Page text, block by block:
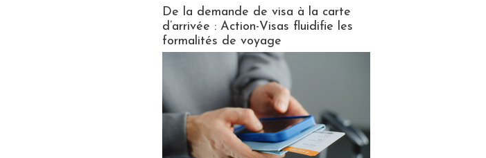
De la demande de visa à la carte
d’arrivée : Action-Visas fluidifie les
formalités de voyage